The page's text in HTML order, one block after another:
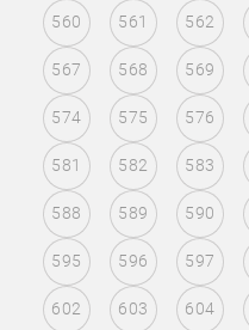
560 561 562
567 568 569
574 575 576
581 582 583
588 589 590
595 596 597
602 603 604